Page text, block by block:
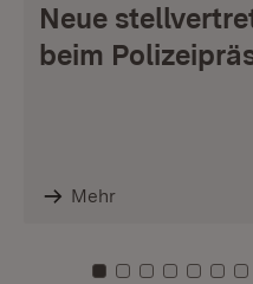
Neue
beim
Mehr